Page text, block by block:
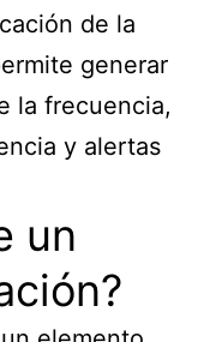
de la
generar
la frecuencia,
y alertas
un